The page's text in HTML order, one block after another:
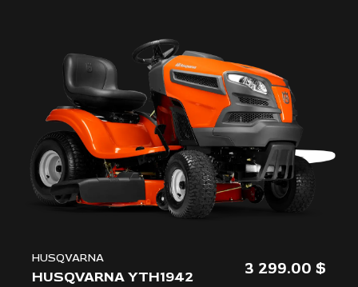
HUSQVARNA
HUSQVARNA YTH1942 3 299.00